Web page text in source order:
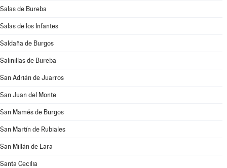
Salas de Bureba
Salas de los Infantes
Saldaña de Burgos
Salinillas de Bureba
San Adrián de Juarros
San Juan del Monte
San Mamés de Burgos
San Martín de Rubiales
San Millán de Lara
Santa Cecilia